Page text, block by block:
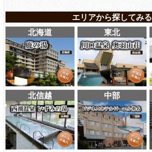
エリアから探してみる
北海道
東北
北信越 中部